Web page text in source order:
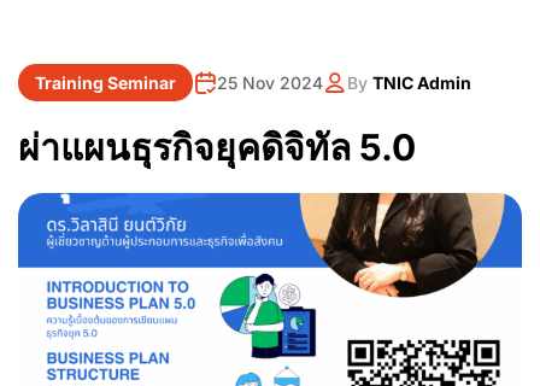
Training Seminar 25 Nov 2024 By TNIC Admin
ผ่าแผนธุรกิจยุคดิจิทัล 5.0